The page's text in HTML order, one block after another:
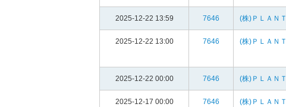
2025-12-22 13:59 7646 (株)ＰＬＡＮＴ
2025-12-22 13:00 7646 (株)ＰＬＡＮＴ
2025-12-22 00:00 7646 (株)ＰＬＡＮＴ
2025-12-17 00:00 7646 (株)ＰＬＡＮＴ